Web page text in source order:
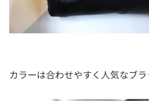
カラーは合わせやすく人気なブラ